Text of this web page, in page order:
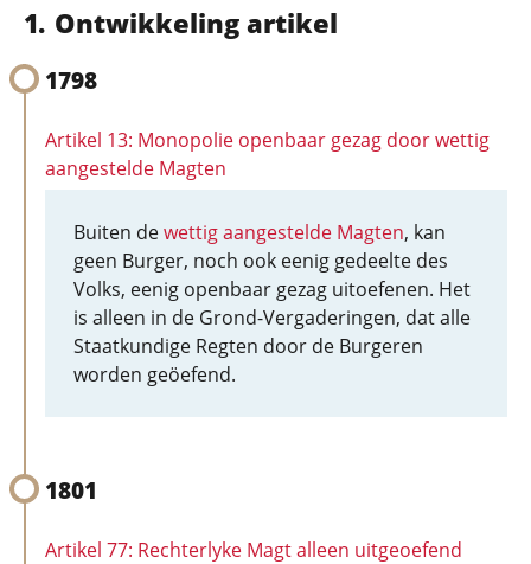
Ontwikkeling artikel
1798
Artikel 13: Monopolie openbaar gezag door wettig
aangestelde Magten
Buiten dewettig aangestelde Magten, kan
geen Burger, noch ook eenig gedeelte des
Volks, eenig openbaar gezag uitoefenen. Het
is alleen in de Grond-Vergaderingen, dat alle
Staatkundige Regten door de Burgeren
worden geöefend.
1801
Artikel 77: Rechterlyke Magt alleen uitgeoefend